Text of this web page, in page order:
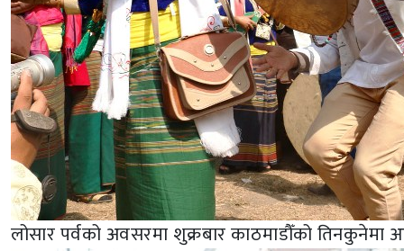
लोसार पर्वको अवसरमा शुक्रबार काठमाडौँको तिनकुनेमा